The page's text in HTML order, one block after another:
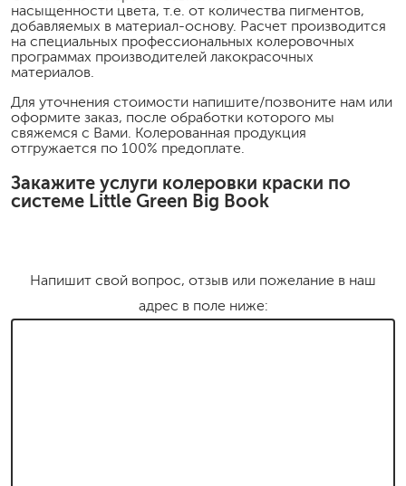
насыщенности цвета, т.е. от количества пигментов,
добавляемых в материал-основу. Расчет производится
на специальных профессиональных колеровочных
программах производителей лакокрасочных
материалов.
Для уточнения стоимости напишите/позвоните нам или
оформите заказ, после обработки которого мы
свяжемся с Вами. Колерованная продукция
отгружается по 100% предоплате.
Закажите услуги колеровки краски по
системе Little Green Big Book
Напишит свой вопрос, отзыв или пожелание в наш
адрес в поле ниже: